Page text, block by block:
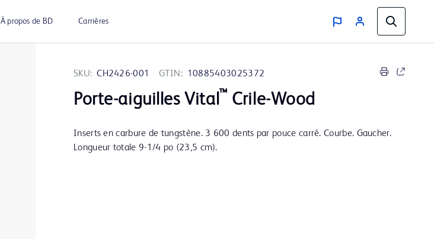
À propos de BD Carrières
SKU: CH2426-001 GTIN: 10885403025372
Porte-aiguilles Vital™ Crile-Wood
Inserts en carbure de tungstène. 3 600 dents par pouce carré. Courbe. Gaucher.
Longueur totale 9-1/4 po (23,5 cm).